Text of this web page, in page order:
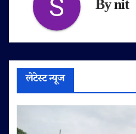
Bynit
लेटेस्ट न्यूज